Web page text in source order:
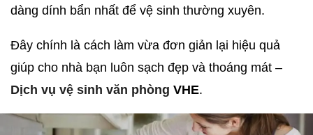
dàng dính bẩn nhất để vệ sinh thường xuyên.
Đây chính là cách làm vừa đơn giản lại hiệu quả
giúp cho nhà bạn luôn sạch đẹp và thoáng mát –
Dịch vụ vệ sinh văn phòng VHE.